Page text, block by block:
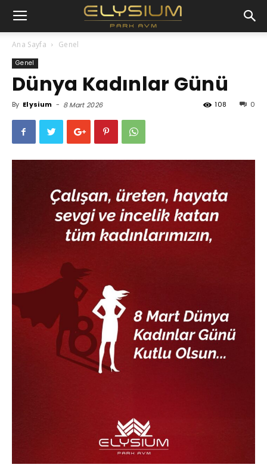
Ana Sayfa Genel
Genel
Dünya Kadınlar Günü
By Elysium - 8 Mart 2026 0
108